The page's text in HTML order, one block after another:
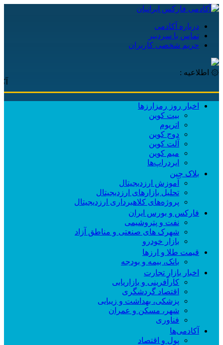
درباره آکادمی
تماس با سردبیر
حریم شخصی کاربران
۞ اطلاعیه :
اخبار روز رمزارزها
بیت کوین
اتریوم
دوج کوین
آلت کوین
میم کوین‌
ایردراپ‌ها
بلاک چین
آموزش ارزدیجیتال
تحلیل بازارهای ارزدیجیتال
پروژه‌های کلاهبرداری ارزدیجیتال
فارکس و بورس ایران
نفت و پتروشیمی
شهرک های صنعتی و مناطق آزاد
بازار خودرو
قیمت طلا و ارزها
بانک، بیمه و بودجه
اخبار بازار تجارت
کارآفرینی و بازاریابی
اقتصاد گردشگری
پزشکی، بهداشت و زیبایی
شهر، مسکن و عمران
فناوری
آکادمی‌ها
پول و اقتصاد